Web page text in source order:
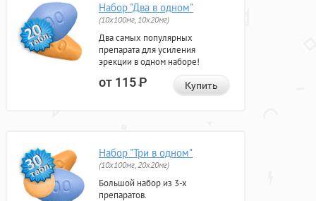
Набор "Два в одном"
(10x100мг, 10x20мг)
Два самых популярных
препарата для усиления
эрекции в одном наборе!
от 115Р Купить
Набор "Три в одном"
(10x100мг, 20x20мг)
Большой набор из 3-х
препаратов.